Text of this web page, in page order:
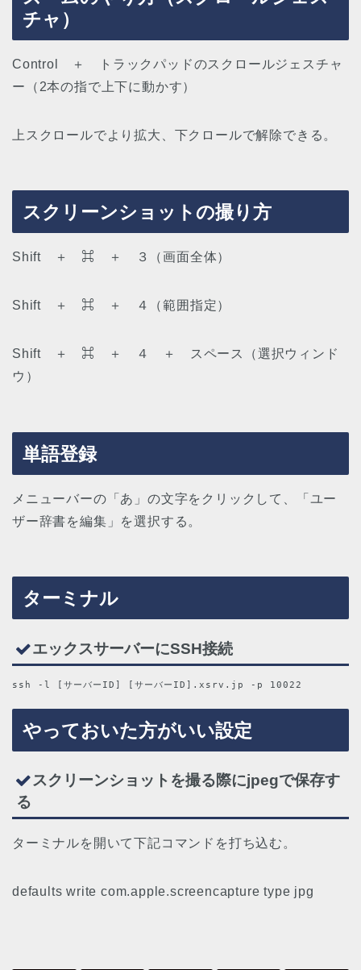
チャ）
Control ＋ トラックパッドのスクロールジェスチャ
ー（2本の指で上下に動かす）
上スクロールでより拡大、下クロールで解除できる。
スクリーンショットの撮り方
Shift ＋ ⌘ ＋ ３（画面全体）
Shift ＋ ⌘ ＋ ４（範囲指定）
Shift ＋ ⌘ ＋ ４ ＋ スペース（選択ウィンド
ウ）
単語登録
メニューバーの「あ」の文字をクリックして、「ユー
ザー辞書を編集」を選択する。
ターミナル
エックスサーバーにSSH接続
ssh -l [サーバーID] [サーバーID].xsrv.jp -p 10022
やっておいた方がいい設定
スクリーンショットを撮る際にjpegで保存す
る
ターミナルを開いて下記コマンドを打ち込む。
defaults write com.apple.screencapture type jpg